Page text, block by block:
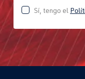
Sí, tengo el